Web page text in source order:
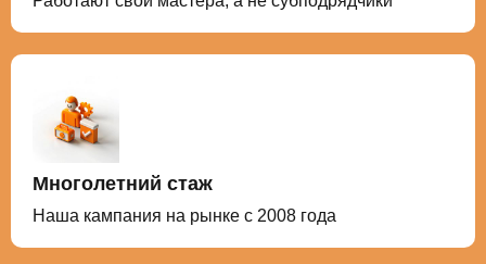
Многолетний стаж
Наша кампания на рынке с 2008 года